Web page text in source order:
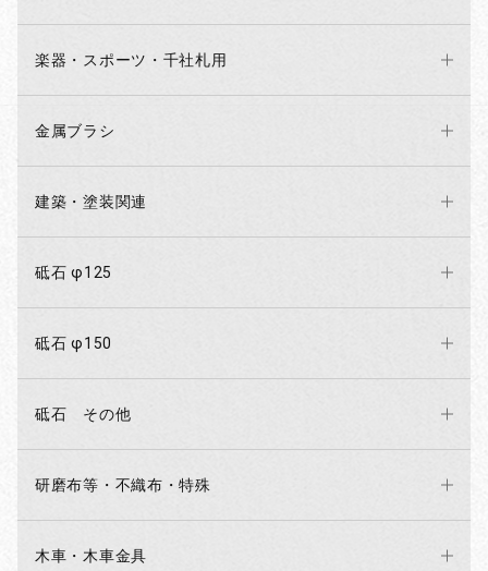
楽器・スポーツ・千社札用
金属ブラシ
建築・塗装関連
砥石 φ125
砥石 φ150
砥石 その他
研磨布等・不織布・特殊
木車・木車金具